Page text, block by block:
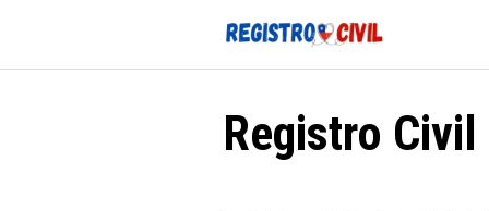
contenido
Registro